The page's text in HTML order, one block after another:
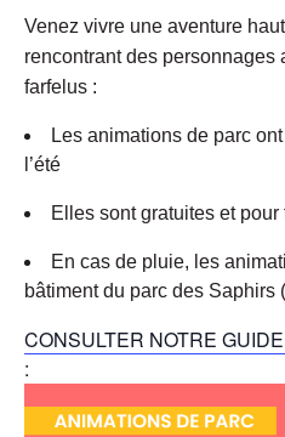
Venez vivre une aventure
rencontrant des personnages
farfelus :
Les animations de parc
l’été
Elles sont gratuites et
En cas de pluie, les
bâtiment du parc des Saphirs
CONSULTER NOTRE
: